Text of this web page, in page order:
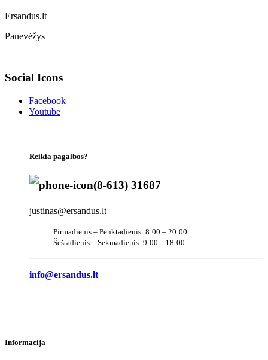
Ersandus.lt
Panevėžys
Social Icons
Facebook
Youtube
Reikia pagalbos?
(8-613) 31687
justinas@ersandus.lt
Pirmadienis – Penktadienis: 8:00 – 20:00
Šeštadienis – Sekmadienis: 9:00 – 18:00
info@ersandus.lt
Informacija